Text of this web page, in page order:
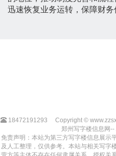
迅速恢复业务运转，保障财务
18472191293
Copyright ©
郑州写字楼信息网
免责声明：本站为第三方写字楼信息展示
及人工整理，仅供参考。本站与相关写字